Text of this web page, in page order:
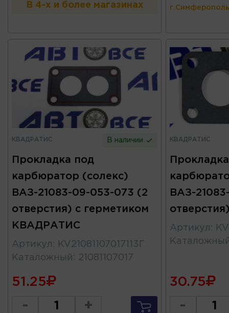
В 4-х и более магазинах
КВАДРАТИС В наличии
Прокладка под
карбюратор (солекс)
ВАЗ-21083-09-053-073 (2
отверстия) с герметиком
КВАДРАТИС
Артикул :
KV21081107017113Г
Каталожный : 21081107017
51.25
- +
КВАДРАТИС
ВАЗ-
Артикул :
30.75
-